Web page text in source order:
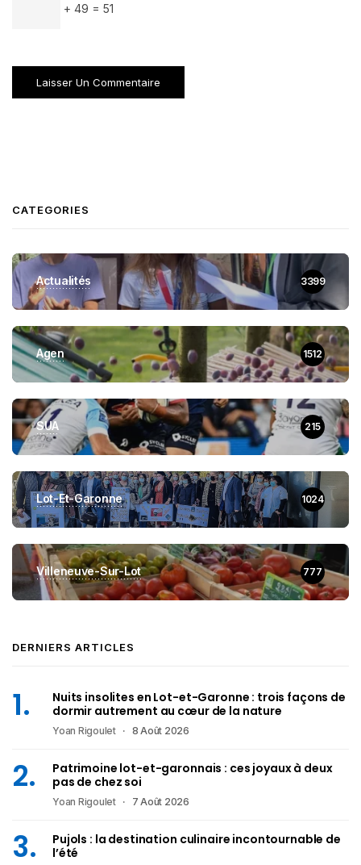
+ 49 = 51
CATEGORIES
Actualités 3399
Agen 1512
SUA 215
Lot-Et-Garonne 1024
Villeneuve-Sur-Lot 777
DERNIERS ARTICLES
Nuits insolites en Lot-et-Garonne : trois façons de
dormir autrement au cœur de la nature
Yoan Rigoulet 8 Août 2026
Patrimoine lot-et-garonnais : ces joyaux à deux
pas de chez soi
Yoan Rigoulet 7 Août 2026
Pujols : la destination culinaire incontournable de
l’été